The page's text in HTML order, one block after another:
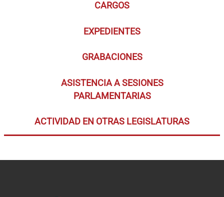
CARGOS
EXPEDIENTES
GRABACIONES
ASISTENCIA A SESIONES
PARLAMENTARIAS
ACTIVIDAD EN OTRAS LEGISLATURAS